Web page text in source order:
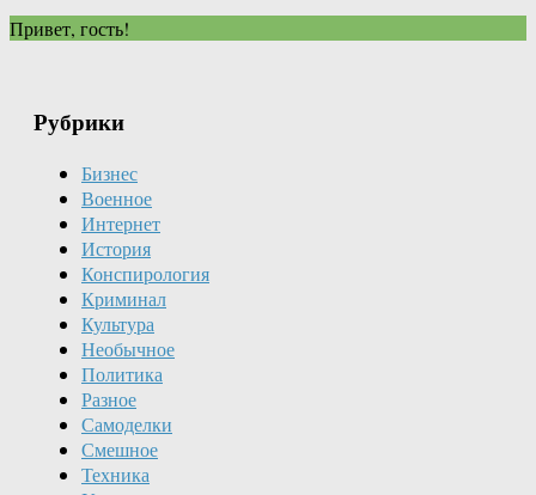
Привет, гость!
Рубрики
Бизнес
Военное
Интернет
История
Конспирология
Криминал
Культура
Необычное
Политика
Разное
Самоделки
Смешное
Техника